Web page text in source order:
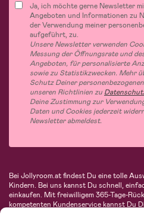
Ja, ich möchte gerne Newsletter
Angeboten und Informationen zu
der Verwendung meiner
aufgeführt, zu.
Unsere Newsletter verwenden
Messung der Öffnungsrate und
Angeboten, für personalisierte
sowie zu Statistikzwecken. Mehr
Schutz Deiner
unseren Richtlinien zu
Deine Zustimmung zur
Daten und Cookies jederzeit
Newsletter abmeldest.
Bei Jollyroom.at findest Du eine tolle
Kindern. Bei uns kannst Du schnell,
einkaufen. Mit freiwilligem 365-Tage-
kompetenten Kundenservice kannst Du